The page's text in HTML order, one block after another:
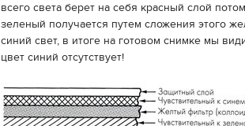
всего света берет на себя красный слой
зеленый получается путем сложения этого
синий свет, в итоге на готовом снимке мы
цвет синий отсутствует!